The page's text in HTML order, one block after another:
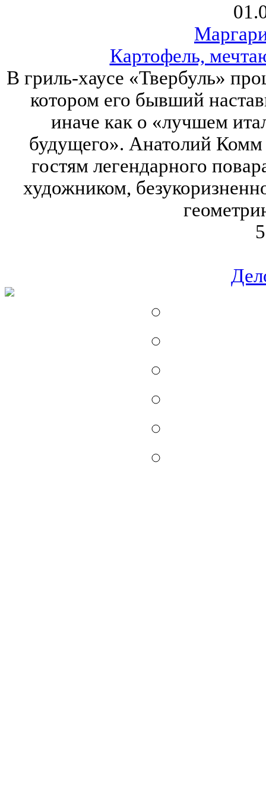
Картофель,
В гриль-хаусе «Твербуль»
котором его бывший
иначе как о «лучшем
будущего». Анатолий Комм
гостям легендарного
художником,